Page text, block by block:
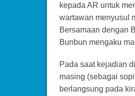
kepada AR untuk
wartawan menyusul
Bersamaan dengan
Bunbun mengaku
Pada saat kejadian
masing (sebagai
berlangsung pada